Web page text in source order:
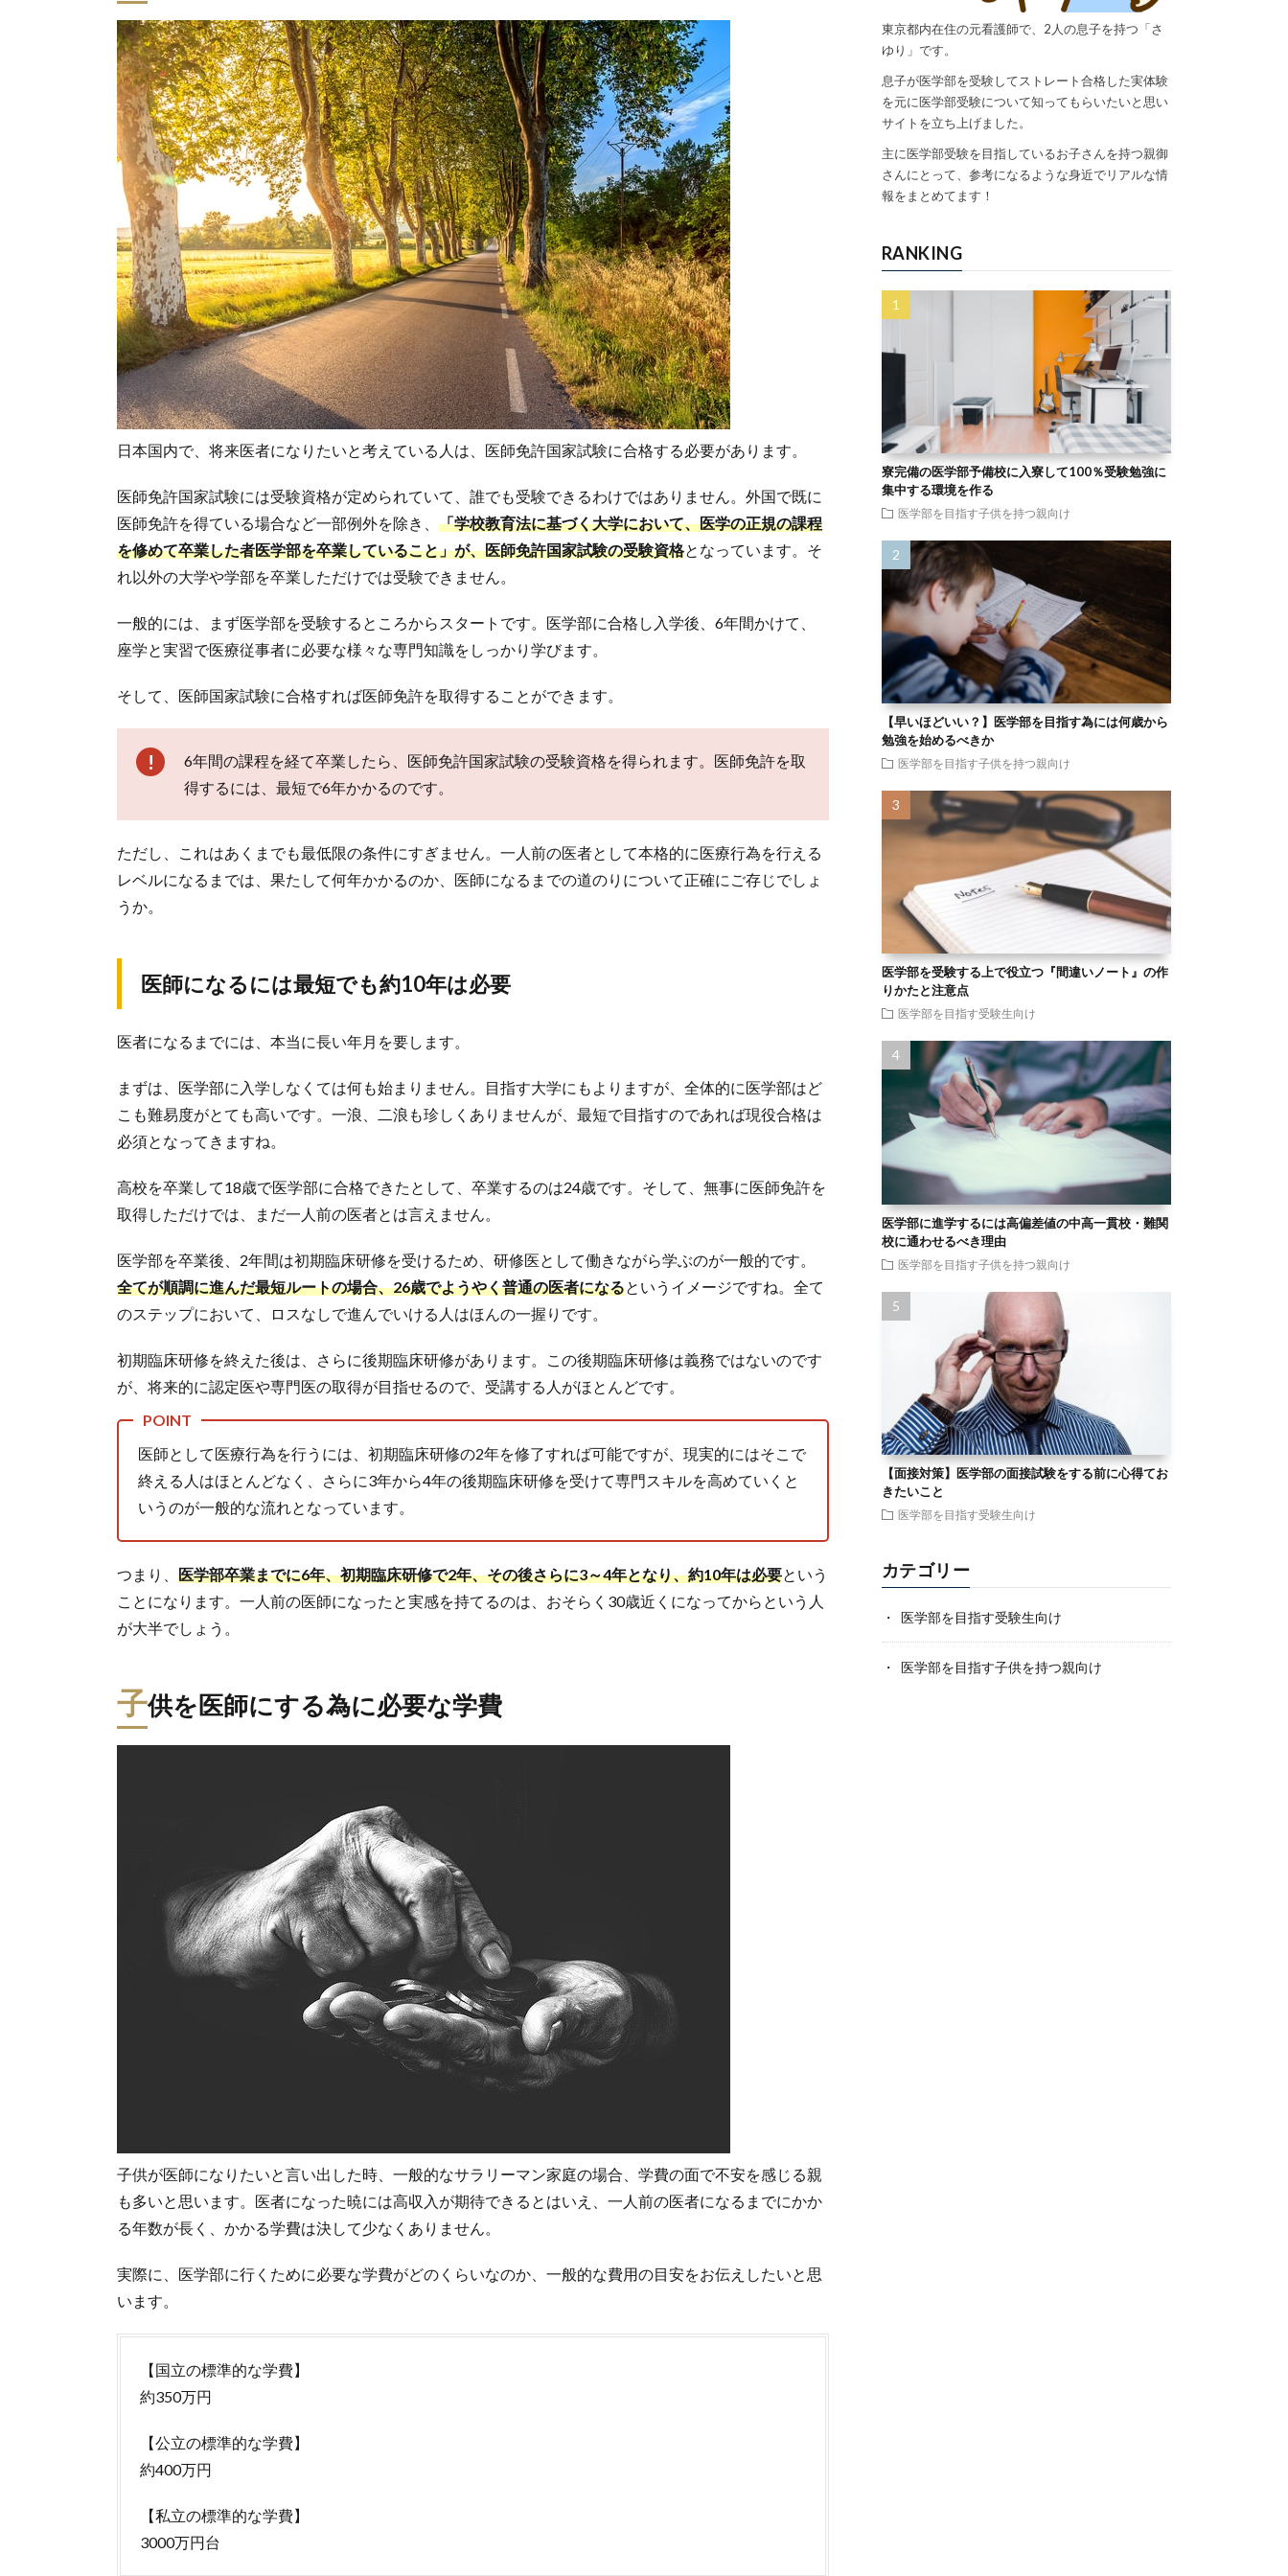
日本国内で、将来医者になりたいと考えている人は、医師免許国家試験に合格する必要があります。
医師免許国家試験には受験資格が定められていて、誰でも受験できるわけではありません。外国で既に
医師免許を得ている場合など一部例外を除き、 「学校教育法に基づく大学において、医学の正規の課程
を修めて卒業した者医学部を卒業していること」が、医師免許国家試験の受験資格となっています。そ
れ以外の大学や学部を卒業しただけでは受験できません。
一般的には、まず医学部を受験するところからスタートです。医学部に合格し入学後、6年間かけて、
座学と実習で医療従事者に必要な様々な専門知識をしっかり学びます。
そして、医師国家試験に合格すれば医師免許を取得することができます。
6年間の課程を経て卒業したら、医師免許国家試験の受験資格を得られます。医師免許を取
得するには、最短で6年かかるのです。
ただし、これはあくまでも最低限の条件にすぎません。一人前の医者として本格的に医療行為を行える
レベルになるまでは、果たして何年かかるのか、医師になるまでの道のりについて正確にご存じでしょ
うか。
医師になるには最短でも約10年は必要
医者になるまでには、本当に長い年月を要します。
まずは、医学部に入学しなくては何も始まりません。目指す大学にもよりますが、全体的に医学部はど
こも難易度がとても高いです。一浪、二浪も珍しくありませんが、最短で目指すのであれば現役合格は
必須となってきますね。
高校を卒業して18歳で医学部に合格できたとして、卒業するのは24歳です。そして、無事に医師免許を
取得しただけでは、まだ一人前の医者とは言えません。
医学部を卒業後、2年間は初期臨床研修を受けるため、研修医として働きながら学ぶのが一般的です。
全てが順調に進んだ最短ルートの場合、26歳でようやく普通の医者になるというイメージですね。全て
のステップにおいて、ロスなしで進んでいける人はほんの一握りです。
初期臨床研修を終えた後は、さらに後期臨床研修があります。この後期臨床研修は義務ではないのです
が、将来的に認定医や専門医の取得が目指せるので、受講する人がほとんどです。
医師として医療行為を行うには、初期臨床研修の2年を修了すれば可能ですが、現実的にはそこで
終える人はほとんどなく、さらに3年から4年の後期臨床研修を受けて専門スキルを高めていくと
いうのが一般的な流れとなっています。
つまり、 医学部卒業までに6年、初期臨床研修で2年、その後さらに3～4年となり、約10年は必要という
ことになります。一人前の医師になったと実感を持てるのは、おそらく30歳近くになってからという人
が大半でしょう。
子供を医師にする為に必要な学費
子供が医師になりたいと言い出した時、一般的なサラリーマン家庭の場合、学費の面で不安を感じる親
も多いと思います。医者になった暁には高収入が期待できるとはいえ、一人前の医者になるまでにかか
る年数が長く、かかる学費は決して少なくありません。
実際に、医学部に行くために必要な学費がどのくらいなのか、一般的な費用の目安をお伝えしたいと思
います。
【国立の標準的な学費】
約350万円
【公立の標準的な学費】
約400万円
【私立の標準的な学費】
3000万円台
東京都内在住の元看護師で、2人の息子を持つ「さ
ゆり」です。
息子が医学部を受験してストレート合格した実体験
を元に医学部受験について知ってもらいたいと思い
サイトを立ち上げました。
主に医学部受験を目指しているお子さんを持つ親御
さんにとって、参考になるような身近でリアルな情
報をまとめてます！
RANKING
寮完備の医学部予備校に入寮して100％受験勉強に
集中する環境を作る
医学部を目指す子供を持つ親向け
【早いほどいい？】医学部を目指す為には何歳から
勉強を始めるべきか
医学部を目指す子供を持つ親向け
医学部を受験する上で役立つ『間違いノート』の作
りかたと注意点
医学部を目指す受験生向け
医学部に進学するには高偏差値の中高一貫校・難関
校に通わせるべき理由
医学部を目指す子供を持つ親向け
【面接対策】医学部の面接試験をする前に心得てお
きたいこと
医学部を目指す受験生向け
カテゴリー
医学部を目指す受験生向け
医学部を目指す子供を持つ親向け